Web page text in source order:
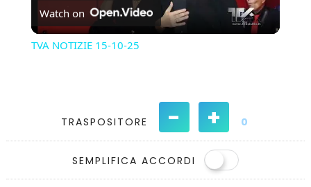
Video
Watch on
TVA NOTIZIE 15-10-25
TRASPOSITORE - + 0
SEMPLIFICA ACCORDI